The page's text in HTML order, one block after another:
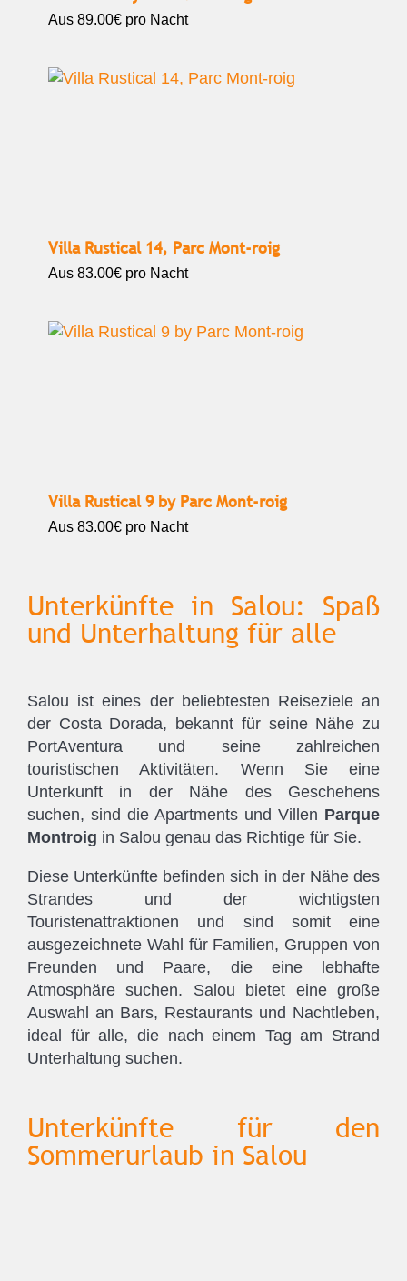
Aus 89.00€pro Nacht
Villa Rustical 14, Parc Mont-roig
Aus 83.00€pro Nacht
Villa Rustical 9 by Parc Mont-roig
Aus 83.00€pro Nacht
Unterkünfte in Salou: Spaß
und Unterhaltung für alle
Salou ist eines der beliebtesten Reiseziele an
der Costa Dorada, bekannt für seine Nähe zu
PortAventura und seine zahlreichen
touristischen Aktivitäten. Wenn Sie eine
Unterkunft in der Nähe des Geschehens
suchen, sind die Apartments und Villen Parque
Montroig in Salou genau das Richtige für Sie.
Diese Unterkünfte befinden sich in der Nähe des
Strandes und der wichtigsten
Touristenattraktionen und sind somit eine
ausgezeichnete Wahl für Familien, Gruppen von
Freunden und Paare, die eine lebhafte
Atmosphäre suchen. Salou bietet eine große
Auswahl an Bars, Restaurants und Nachtleben,
ideal für alle, die nach einem Tag am Strand
Unterhaltung suchen.
Unterkünfte für den
Sommerurlaub in Salou